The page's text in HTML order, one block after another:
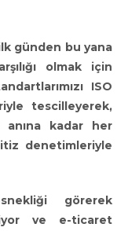
günden bu yana
olmak için
ISO
tescilleyerek,
anına kadar her
denetimleriyle
görerek
ve e-ticaret